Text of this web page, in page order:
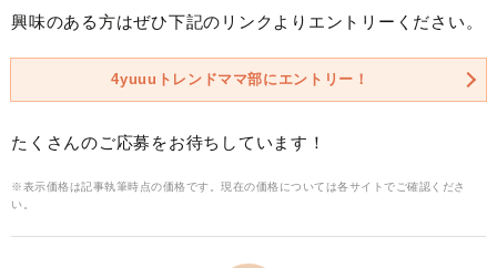
興味のある方はぜひ下記のリンクよりエントリーください。
4yuuuトレンドママ部にエントリー！
たくさんのご応募をお待ちしています！
※表示価格は記事執筆時点の価格です。現在の価格については各サイトでご確認くださ
い。